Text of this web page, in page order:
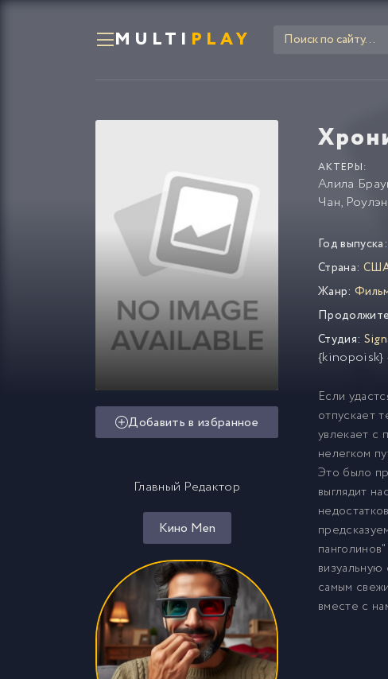
MULTI PLAY
АКТЕРЫ:
Алила
Чан,
Добавить в избранное
Главный Редактор
Кино Men
Год выпуска:
Страна:
Жанр:
Студия:
{kinopoisk}
Если
отпускает
увлекает с
нелегком
Это было
выглядит
самым
вместе с